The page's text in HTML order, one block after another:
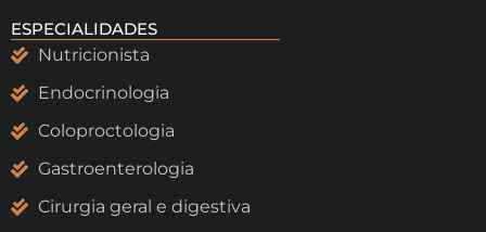
ESPECIALIDADES
Nutricionista
Endocrinologia
Coloproctologia
Gastroenterologia
Cirurgia geral e digestiva